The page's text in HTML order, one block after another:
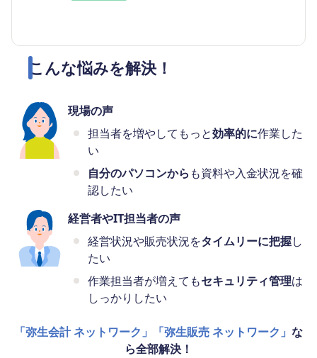
こんな悩みを解決！
現場の声
担当者を増やしてもっと効率的に作業した
い
自分のパソコンから も資料や入金状況を確
認したい
経営者やIT担当者の声
経営状況や販売状況をタイムリーに把握し
たい
作業担当者が増えてもセキュリティ管理は
しっかりしたい
「弥生会計 ネットワーク」「弥生販売 ネットワーク」 な
ら全部解決！